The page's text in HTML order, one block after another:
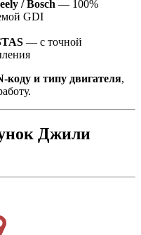
/ Bosch — 100%
GDI
— с точной
коду и типу двигателя,
Джили